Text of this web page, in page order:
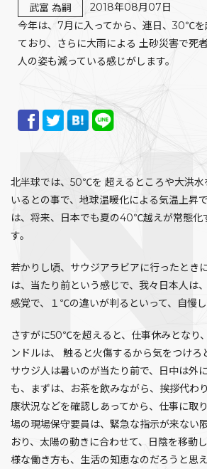
武富 為嗣
2018年08月07日
今年は、7月に入ってから、連日、30℃を
ており、さらに大雨による 土砂災害で死
人の姿も減っている感じがします。
北半球では、50℃を 超えるところや大洪水
いるとの事で、地球温暖化による気温上昇
は、将来、日本でも夏の40℃越えが常態化
す。
若かりし頃、サウジアラビアに行ったと
は、当たり前という感じで、我々日本人
感覚で、１℃の違いが判るといって、自慢し
さすがに50℃を超えると、仕事休みとなり
ンドルは、 触ると火傷するから気をつけろ
サウジ人は暑いのが当たり前で、日中は外
も、まずは、お茶を飲みながら、挨拶代わ
康状況などを確認しあってから、仕事に取
場の現場保守要員は、緊急な指示が来ない
おり、太陽の動きに合わせて、日陰を移動
様な働き方も、生活の知恵なのだろうと思